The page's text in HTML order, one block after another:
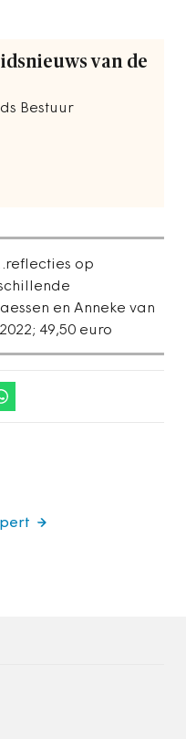
van de
Bestuur
op
en Anneke van
49,50 euro